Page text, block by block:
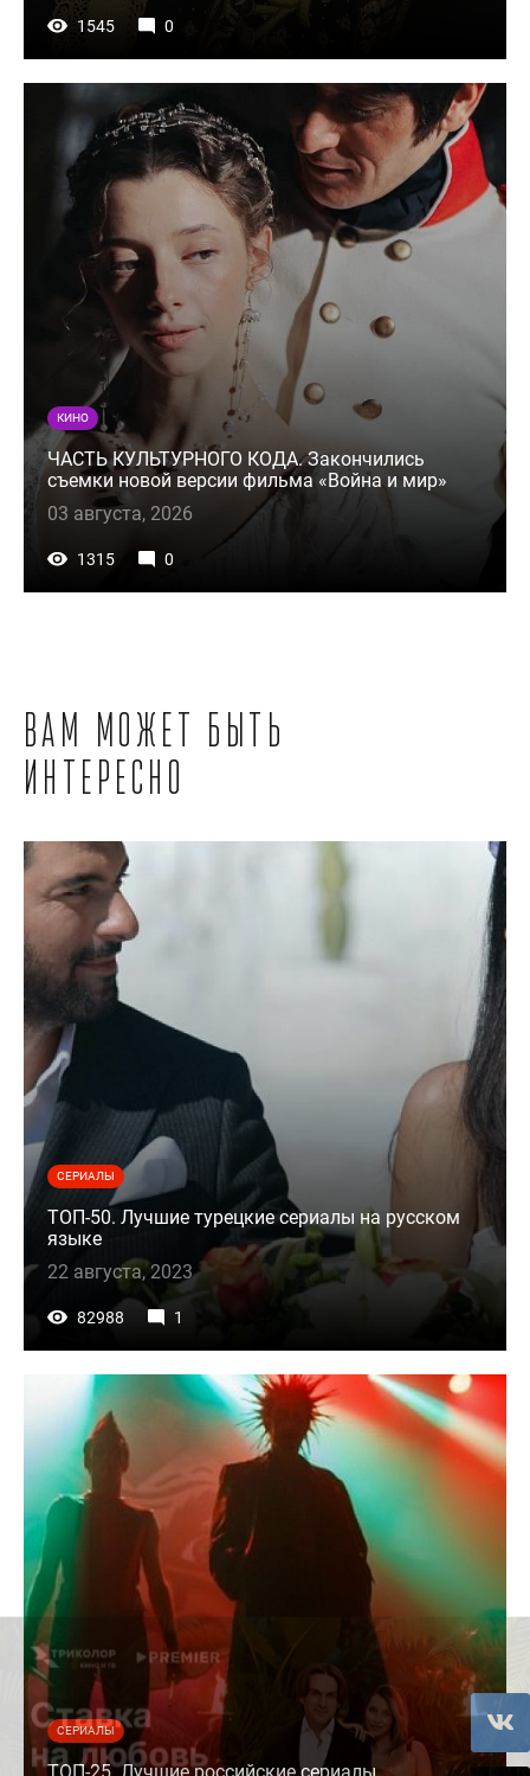
1545 0
КИНО
ЧАСТЬ КУЛЬТУРНОГО КОДА. Закончились
съемки новой версии фильма «Война и мир»
03 августа, 2026
1315 0
Вам может быть
интересно
СЕРИАЛЫ
ТОП-50. Лучшие турецкие сериалы на русском
языке
22 августа, 2023
82988 1
СЕРИАЛЫ